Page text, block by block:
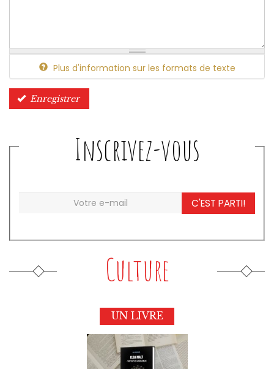
Plus d'information sur les formats de texte
Enregistrer
Inscrivez-vous
C'EST PARTI!
Culture
UN LIVRE